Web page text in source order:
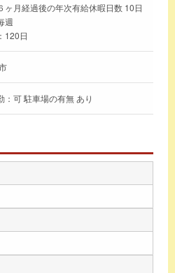
ヶ月経過後の年次有給休暇日数 10日
週
120日
：可 駐車場の有無 あり